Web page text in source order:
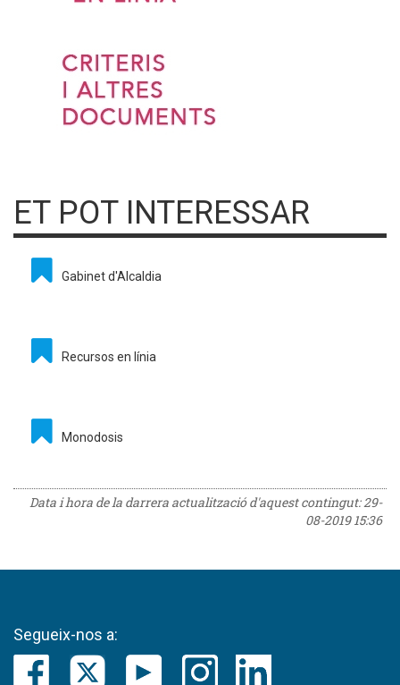
ET POT INTERESSAR
Gabinet d'Alcaldia
Recursos en línia
Monodosis
Data i hora de la darrera actualització d'aquest contingut:29-
08-2019 15:36
Segueix-nos a: